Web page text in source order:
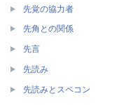
先覚の協力者
先角との関係
先言
先読み
先読みとスペコン